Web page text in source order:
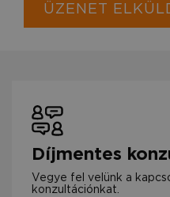
Díjmentes
Vegye fel velünk a
konzultációnkat.
ÜZENET